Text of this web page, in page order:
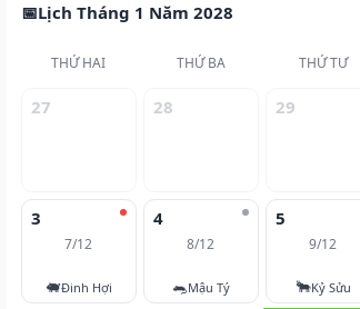
Lịch Tháng 1 Năm 2028
THỨ HAI THỨ BA THỨ TƯ
27 28 29
3
7/12
🐖Đinh Hợi
4
8/12
🐀Mậu Tý
5
9/12
🐂Kỷ Sửu